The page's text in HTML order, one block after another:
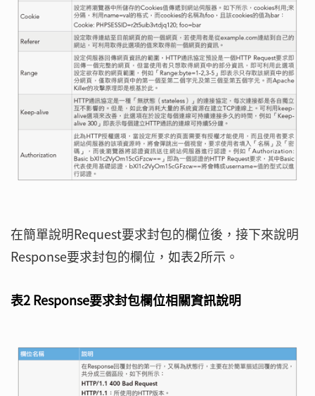
在簡單說明Request要求封包的欄位後，接下來說明
Response要求封包的欄位，如表2所示。
表2 Response要求封包欄位相關資訊說明